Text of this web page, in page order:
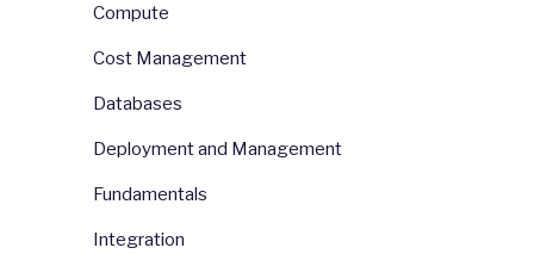
Compute
Cost Management
Databases
Deployment and Management
Fundamentals
Integration